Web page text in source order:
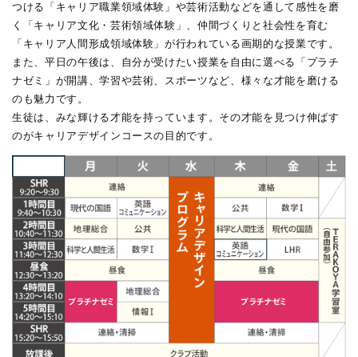
つける「キャリア職業領域体験」や芸術活動などを通して感性を磨
く「キャリア文化・芸術領域体験」、仲間づくりと社会性を育む
「キャリア人間形成領域体験」が行われている画期的な授業です。
また、平日の午後は、自分が受けたい授業を自由に選べる「プラチ
ナゼミ」が開講、学習や芸術、スポーツなど、様々な才能を磨ける
のも魅力です。
生徒は、みな輝ける才能を持っています。その才能を見つけ伸ばす
のがキャリアデザインコースの目的です。